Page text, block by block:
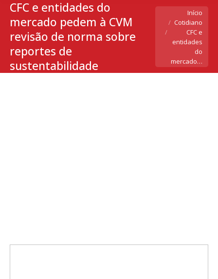
CFC e entidades do
mercado pedem à CVM
revisão de norma sobre
reportes de
sustentabilidade
Você está aqui:
Início
Cotidiano
CFC e
entidades
do
mercado…